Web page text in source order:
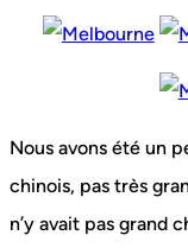
Nous avons été un
chinois, pas très
n’y avait pas grand